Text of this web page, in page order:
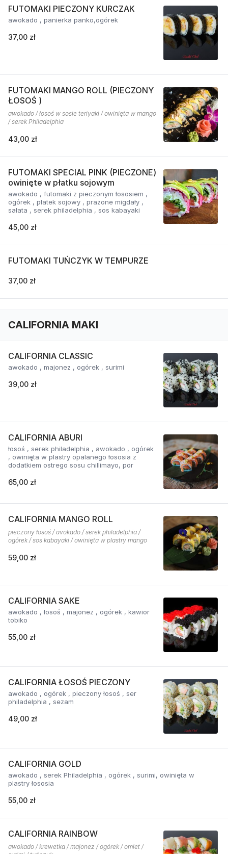
FUTOMAKI PIECZONY KURCZAK
awokado , panierka panko,ogórek
37,00 zł
FUTOMAKI MANGO ROLL (PIECZONY
ŁOSOŚ )
awokado / łosoś w sosie teriyaki / owinięta w mango
/ serek Philadelphia
43,00 zł
FUTOMAKI SPECIAL PINK (PIECZONE)
owinięte w płatku sojowym
awokado , futomaki z pieczonym łososiem ,
ogórek , płatek sojowy , prażone migdały ,
sałata , serek philadelphia , sos kabayaki
45,00 zł
FUTOMAKI TUŃCZYK W TEMPURZE
37,00 zł
CALIFORNIA MAKI
CALIFORNIA CLASSIC
awokado , majonez , ogórek , surimi
39,00 zł
CALIFORNIA ABURI
łosoś , serek philadelphia , awokado , ogórek
, owinięta w plastry opalanego łososia z
dodatkiem ostrego sosu chillimayo, por
65,00 zł
CALIFORNIA MANGO ROLL
pieczony łosoś / avokado / serek philadelphia /
ogórek / sos kabayaki / owinięta w plastry mango
59,00 zł
CALIFORNIA SAKE
awokado , łosoś , majonez , ogórek , kawior
tobiko
55,00 zł
CALIFORNIA ŁOSOŚ PIECZONY
awokado , ogórek , pieczony łosoś , ser
philadelphia , sezam
49,00 zł
CALIFORNIA GOLD
awokado , serek Philadelphia , ogórek , surimi, owinięta w
plastry łososia
55,00 zł
CALIFORNIA RAINBOW
awokado / krewetka / majonez / ogórek / omlet /